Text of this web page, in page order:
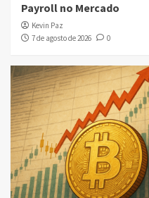
Payroll no Mercado
Kevin Paz
7 de agosto de 2026
0